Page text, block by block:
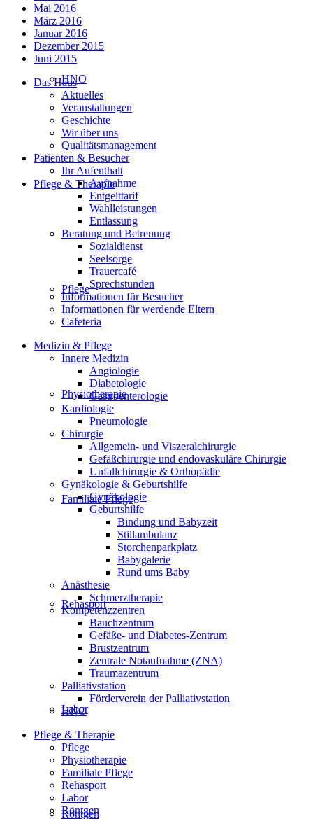
HNO
Pflege & Therapie
Pflege
Physiotherapie
Familiale Pflege
Rehasport
Labor
Röntgen
Mai 2016
März 2016
Januar 2016
Dezember 2015
Juni 2015
Das Haus
Aktuelles
Veranstaltungen
Geschichte
Wir über uns
Qualitätsmanagement
Patienten & Besucher
Ihr Aufenthalt
Aufnahme
Entgelttarif
Wahlleistungen
Entlassung
Beratung und Betreuung
Sozialdienst
Seelsorge
Trauercafé
Sprechstunden
Informationen für Besucher
Informationen für werdende Eltern
Cafeteria
Medizin & Pflege
Innere Medizin
Angiologie
Diabetologie
Gastroenterologie
Kardiologie
Pneumologie
Chirurgie
Allgemein- und Viszeralchirurgie
Gefäßchirurgie und endovaskuläre Chirurgie
Unfallchirurgie & Orthopädie
Gynäkologie & Geburtshilfe
Gynäkologie
Geburtshilfe
Bindung und Babyzeit
Stillambulanz
Storchenparkplatz
Babygalerie
Rund ums Baby
Anästhesie
Schmerztherapie
Kompetenzzentren
Bauchzentrum
Gefäße- und Diabetes-Zentrum
Brustzentrum
Zentrale Notaufnahme (ZNA)
Traumazentrum
Palliativstation
Förderverein der Palliativstation
HNO
Pflege & Therapie
Pflege
Physiotherapie
Familiale Pflege
Rehasport
Labor
Röntgen